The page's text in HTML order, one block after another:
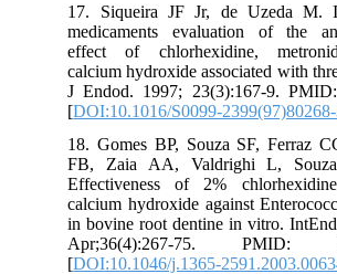
17. Siqueira JF Jr, de Uzeda M.
medicaments evaluation of the
effect of chlorhexidine,
calcium hydroxide associated with
J Endod. 1997; 23(3):167-9.
[DOI:10.1016/S0099-
18. Gomes BP, Souza SF, Ferraz
FB, Zaia AA, Valdrighi L,
Effectiveness of 2%
calcium hydroxide against
in bovine root dentine in vitro.
Apr;36(4):267-75. PMID:
[DOI:10.1046/j.1365-